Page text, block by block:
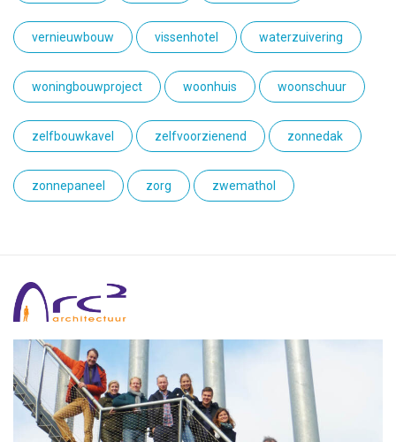
vernieuwbouw vissenhotel waterzuivering
woningbouwproject woonhuis woonschuur
zelfbouwkavel zelfvoorzienend zonnedak
zonnepaneel zorg zwemathol